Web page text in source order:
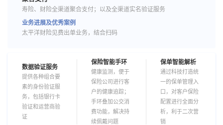
寿险、财险全渠道聚合支付；以及全渠道实名验证服务
业务进展及优秀案例
太平洋财险见费出单业务，结合扫码
数据验证服务
提供各种组合要
素的身份验证服
务，包括银行卡
验证和运营商验
证
保险智能手环
健康监测，便于
保险公司进行客
户的健康追踪；
手环叠加公交消
费功能，解决持
续佩戴问题
保单智能解析
通过科技打造统
一的保单管理入
口，对客户保险
配置进行全面分
析，利于二次营
销